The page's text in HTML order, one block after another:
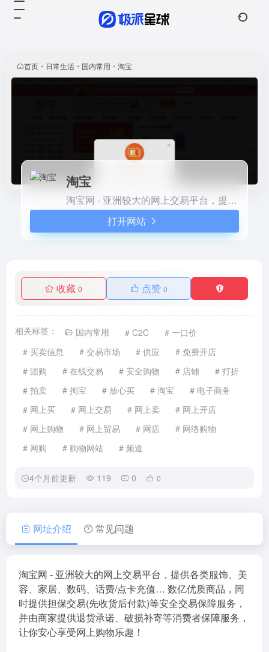
首页 • 日常生活 • 国内常用 • 淘宝
淘宝
淘宝网 - 亚洲较大的网上交易平台，提供各类服饰、美容、家居、数码、话费/点卡充值… 数亿优质商品，同时提供担保交易(先收货后付款)等安全交易保障服务，并由商家提供退货承诺、破损补寄等消费者保障服务，让你安心享受网上购物乐趣！
打开网站
收藏0 点赞 0
相关标签： 国内常用 # C2C
# 一口价
# 买卖信息
# 交易市场 # 供应
# 免费开店
# 团购
# 在线交易 # 安全购物 # 店铺
# 打折
# 拍卖
# 掏宝 # 放心买 # 淘宝
# 电子商务
# 网上买
# 网上交易 # 网上卖
# 网上开店
# 网上购物
# 网上贸易 # 网店
# 网络购物
# 网购
# 购物网站 # 频道
4个月前更新 119 0 0
数亿优质商品，同时提供担保
交易(先收货后付款)等安全交
网址介绍 常见问题
淘宝网 - 亚洲较大的网上交易平台，提供各类服饰、美
容、家居、数码、话费/点卡充值… 数亿优质商品，同
时提供担保交易(先收货后付款)等安全交易保障服务，
并由商家提供退货承诺、破损补寄等消费者保障服务，
让你安心享受网上购物乐趣！